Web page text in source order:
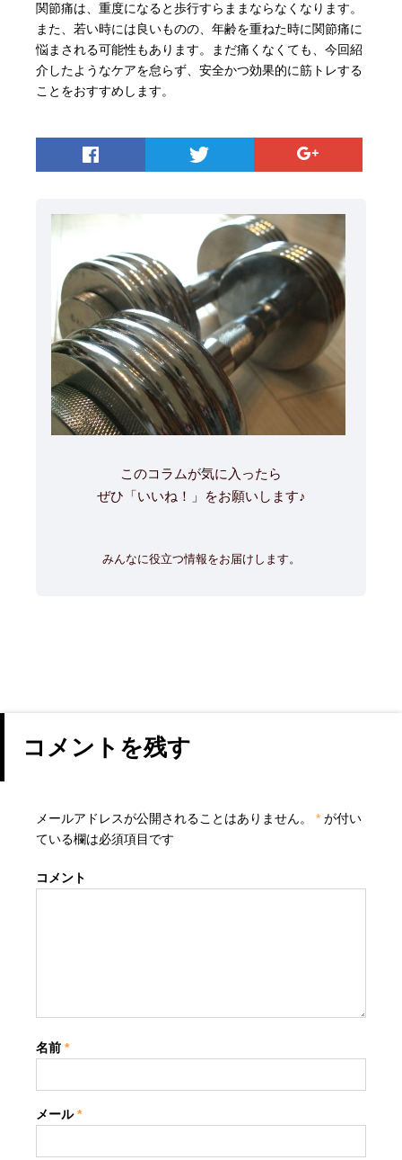
関節痛は、重度になると歩行すらままならなくなります。
また、若い時には良いものの、年齢を重ねた時に関節痛に
悩まされる可能性もあります。まだ痛くなくても、今回紹
介したようなケアを怠らず、安全かつ効果的に筋トレする
ことをおすすめします。
このコラムが気に入ったら
ぜひ「いいね！」をお願いします♪
みんなに役立つ情報をお届けします。
コメントを残す
メールアドレスが公開されることはありません。 * が付い
ている欄は必須項目です
コメント
名前*
メール*